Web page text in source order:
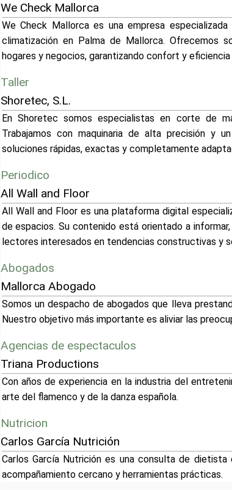
We Check Mallorca
We Check Mallorca es una empresa
climatización en Palma de Mallorca. Ofrecemos
hogares y negocios, garantizando confort y
Taller
Shoretec, S.L.
En Shoretec somos especialistas en corte de
Trabajamos con maquinaria de alta precisión y
soluciones rápidas, exactas y completamente
Periodico
All Wall and Floor
All Wall and Floor es una plataforma digital
de espacios. Su contenido está orientado a
lectores interesados en tendencias constructivas y
Abogados
Mallorca Abogado
Somos un despacho de abogados que lleva
Nuestro objetivo más importante es aliviar las
Agencias de espectaculos
Triana Productions
Con años de experiencia en la industria del
arte del flamenco y de la danza española.
Nutricion
Carlos García Nutrición
Carlos García Nutrición es una consulta de
acompañamiento cercano y herramientas prácticas.